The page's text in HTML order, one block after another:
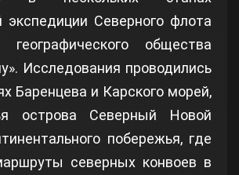
экспедиции Северного флота
общества
Исследования проводились
Баренцева и Карского морей,
острова Северный Новой
побережья, где
северных конвоев в